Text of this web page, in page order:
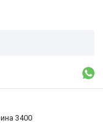
3400